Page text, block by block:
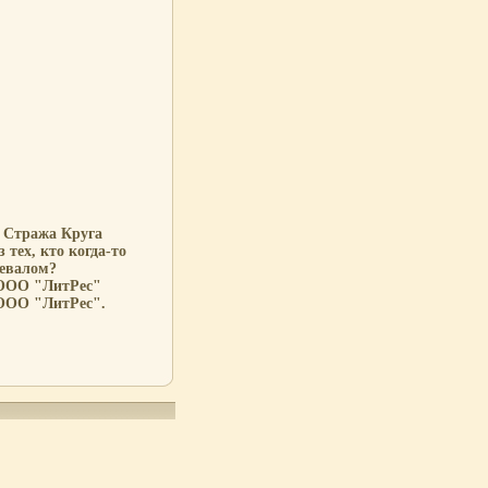
Стража Круга
тех, кто когда-то
ООО "ЛитРес"
ООО "ЛитРес".